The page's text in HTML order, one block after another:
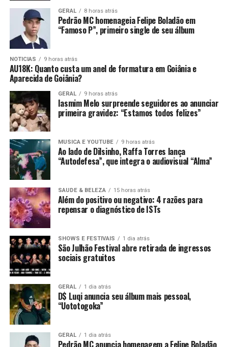
GERAL 8 horas atrás
Pedrão MC homenageia Felipe Boladão em
“Famoso P”, primeiro single de seu álbum
NOTICIAS 9 horas atrás
AU18K: Quanto custa um anel de formatura em Goiânia e
Aparecida de Goiânia?
GERAL 9 horas atrás
Iasmim Melo surpreende seguidores ao anunciar
primeira gravidez: “Estamos todos felizes”
MUSICA E YOUTUBE 9 horas atrás
Ao lado de Dilsinho, Raffa Torres lança
“Autodefesa”, que integra o audiovisual “Alma”
SAUDE & BELEZA 15 horas atrás
Além do positivo ou negativo: 4 razões para
repensar o diagnóstico de ISTs
SHOWS E FESTIVAIS 1 dia atrás
São Julhão Festival abre retirada de ingressos
sociais gratuitos
GERAL 1 dia atrás
D$ Luqi anuncia seu álbum mais pessoal,
“Uototogoka”
GERAL 1 dia atrás
Pedrão MC anuncia homenagem a Felipe Boladão